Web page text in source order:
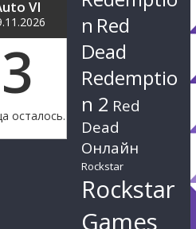
VI
3
осталось.
n Red
Dead
Redemptio
n 2 Red
Dead
Онлайн
Rockstar
Rockstar
Games